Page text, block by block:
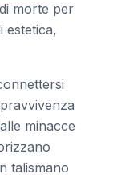
morte per
estetica,
minacce
talismano